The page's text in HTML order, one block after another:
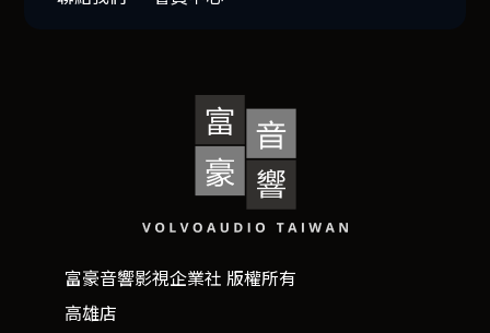
富豪音響影視企業社 版權所有
高雄店